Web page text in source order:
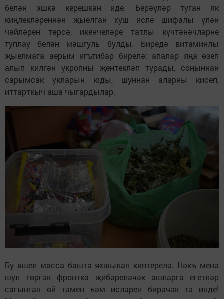
белән эшкә керешкән иде. Берәүләр туган як
киңлекләреннән җыелган хуш исле шифалы үлән
чәйләрен төрсә, икенчеләре татлы күчтәнәчләрне
туплау белән мәшгуль булды. Биредә витаминлы
җыелмага аерым игътибар бирелә: апалар яңа өзеп
алып килгән укропны җентекләп турады, соңыннан
сарымсак укларын юды, шуннан аларны кисеп,
иттарткыч аша чыгардылар.
Бу яшел масса башта яхшылап киптерелә. Нәкъ менә
шул төргәк фронтка җибәреләчәк ашларга егетләр
сагынган өй тәмен һәм исләрен бирәчәк тә инде!